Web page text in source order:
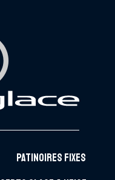
PATINOIRES FIXES